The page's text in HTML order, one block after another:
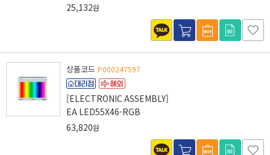
25,132원
상품코드 P000247597
[ELECTRONIC ASSEMBLY]
EA LED55X46-RGB
63,820원